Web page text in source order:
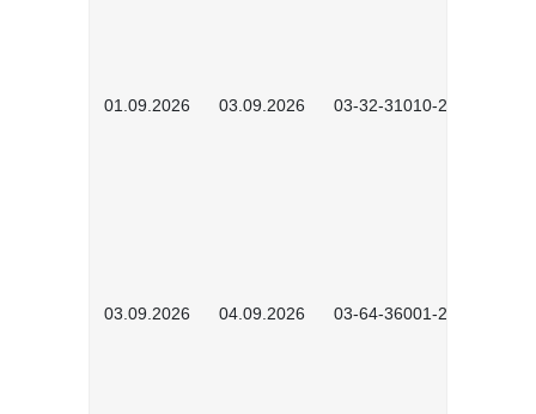
01.09.2026 03.09.2026 03-32-31010-2603
03.09.2026 04.09.2026 03-64-36001-2602